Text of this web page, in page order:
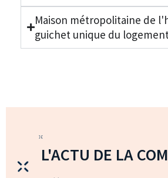
Maison métropolitaine de
guichet unique du logement
L'ACTU DE LA